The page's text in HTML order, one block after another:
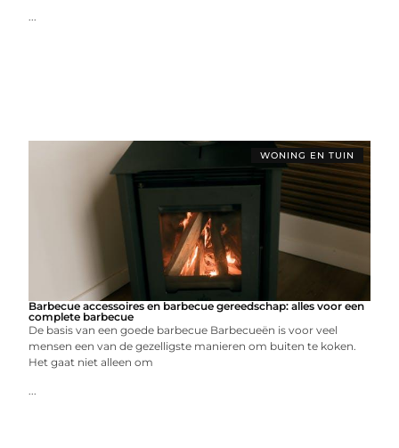
...
WONING EN TUIN
Barbecue accessoires en barbecue gereedschap: alles voor een
complete barbecue
De basis van een goede barbecue Barbecueën is voor veel
mensen een van de gezelligste manieren om buiten te koken.
Het gaat niet alleen om
...